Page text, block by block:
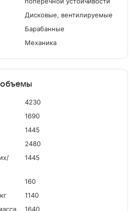
Дисковые, вентилируемые
Барабанные
Механика
объемы
4230
1690
1445
2480
1445
160
1140
1640